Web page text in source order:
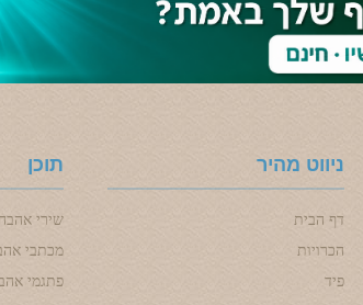
ניווט מהיר
דף הבית
הכרויות
פיד
תוכן
שירי אהבה
מכתבי
פתגמי